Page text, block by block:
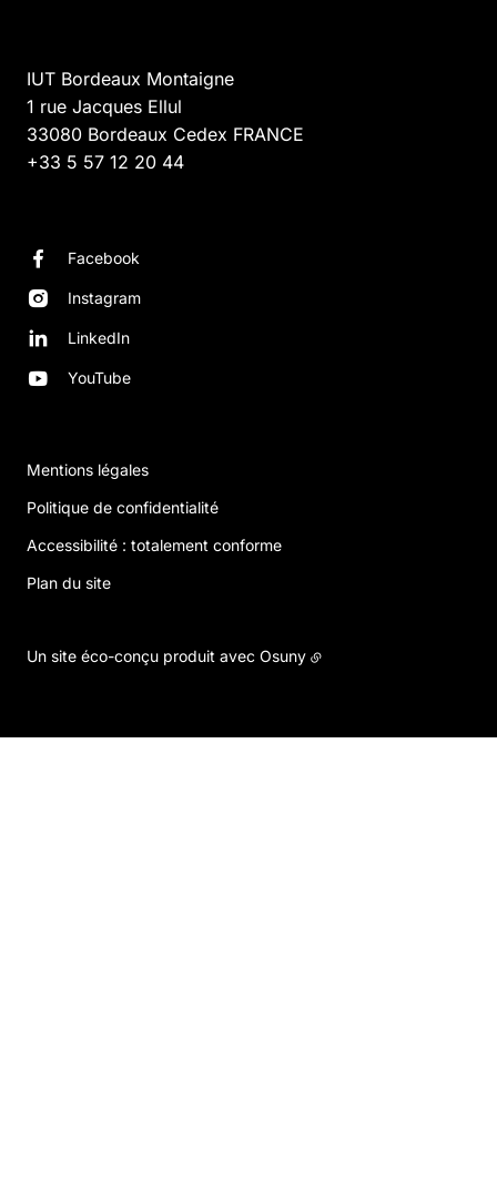
IUT Bordeaux Montaigne
1 rue Jacques Ellul
33080 Bordeaux Cedex FRANCE
+33 5 57 12 20 44
Facebook
Instagram
LinkedIn
YouTube
Mentions légales
Politique de confidentialité
Accessibilité : totalement conforme
Plan du site
Un site éco-conçu produit avec Osuny